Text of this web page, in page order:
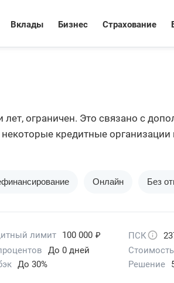
Вклады Бизнес Страхование
ограничен. Это связано с
кредитные
Онлайн Без
лимит 100 000 ₽ ПСК
До 0 дней Стоимость
До 30% Решение